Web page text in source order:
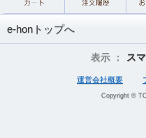
e-honトップへ
表示 ： ス
運営会社概要
Copyright ©